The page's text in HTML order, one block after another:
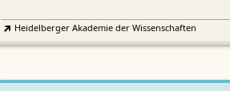
Heidelberger Akademie der Wissenschaften